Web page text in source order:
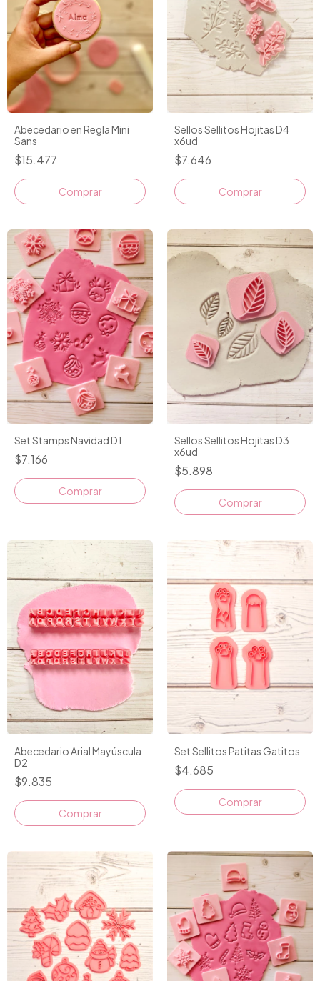
Abecedario en Regla Mini
Sans
$15.477
Sellos Sellitos Hojitas D4
x6ud
$7.646
Set Stamps Navidad D1
$7.166
Sellos Sellitos Hojitas D3
x6ud
$5.898
Abecedario Arial Mayúscula
D2
$9.835
Comprar
Set Sellitos Patitas Gatitos
$4.685